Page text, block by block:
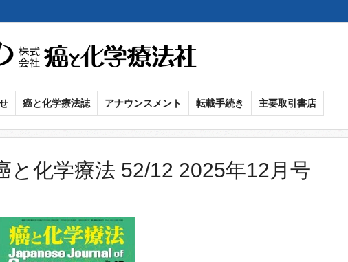
テ
に
移
癌と化学療法誌 アナウンスメント 転載手続き 主要取引書店
と化学療法 52/12 2025年12月号